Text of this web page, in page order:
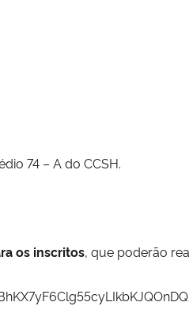
74 – A do CCSH.
os inscritos, que poderão